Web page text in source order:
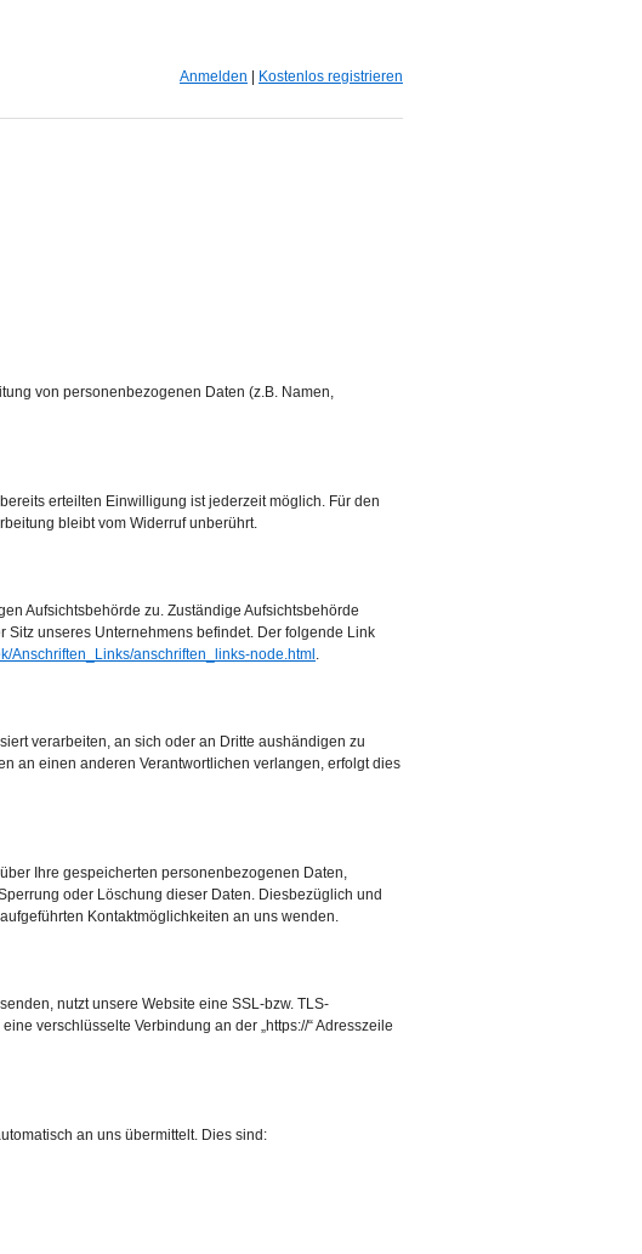
Anmelden Kostenlos registrieren
von personenbezogenen Daten (z.B. Namen,
erteilten Einwilligung ist jederzeit möglich. Für den
bleibt vom Widerruf unberührt.
Aufsichtsbehörde zu. Zuständige Aufsichtsbehörde
unseres Unternehmens befindet. Der folgende Link
Anschriften_Links/anschriften_links-node.html .
verarbeiten, an sich oder an Dritte aushändigen zu
an einen anderen Verantwortlichen verlangen, erfolgt dies
Ihre gespeicherten personenbezogenen Daten,
oder Löschung dieser Daten. Diesbezüglich und
Kontaktmöglichkeiten an uns wenden.
nutzt unsere Website eine SSL-bzw. TLS-
verschlüsselte Verbindung an der „https://“ Adresszeile
an uns übermittelt. Dies sind: